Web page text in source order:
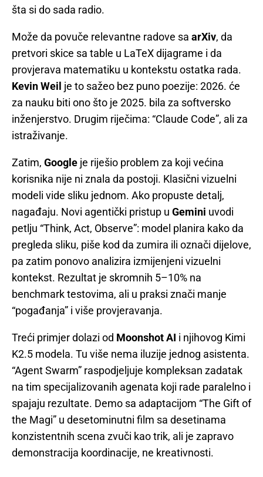
šta si do sada radio.
Može da povuče relevantne radove sa arXiv, da
pretvori skice sa table u LaTeX dijagrame i da
provjerava matematiku u kontekstu ostatka rada.
Kevin Weil je to sažeo bez puno poezije: 2026. će
za nauku biti ono što je 2025. bila za softversko
inženjerstvo. Drugim riječima: “Claude Code”, ali za
istraživanje.
Zatim, Google je riješio problem za koji većina
korisnika nije ni znala da postoji. Klasični vizuelni
modeli vide sliku jednom. Ako propuste detalj,
nagađaju. Novi agentički pristup u Gemini uvodi
petlju “Think, Act, Observe”: model planira kako da
pregleda sliku, piše kod da zumira ili označi dijelove,
pa zatim ponovo analizira izmijenjeni vizuelni
kontekst. Rezultat je skromnih 5–10% na
benchmark testovima, ali u praksi znači manje
“pogađanja” i više provjeravanja.
Treći primjer dolazi od Moonshot AI i njihovog Kimi
K2.5 modela. Tu više nema iluzije jednog asistenta.
“Agent Swarm” raspodjeljuje kompleksan zadatak
na tim specijalizovanih agenata koji rade paralelno i
spajaju rezultate. Demo sa adaptacijom “The Gift of
the Magi” u desetominutni film sa desetinama
konzistentnih scena zvuči kao trik, ali je zapravo
demonstracija koordinacije, ne kreativnosti.